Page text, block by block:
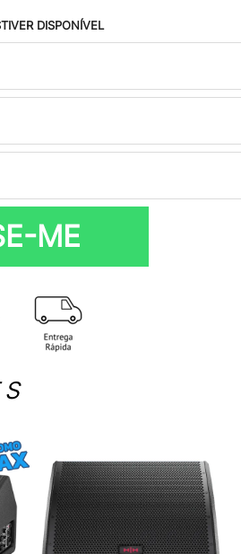
DISPONÍVEL
ME